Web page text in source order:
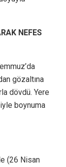
NEFES
gözaltına
dövdü. Yere
boynuma
(26 Nisan